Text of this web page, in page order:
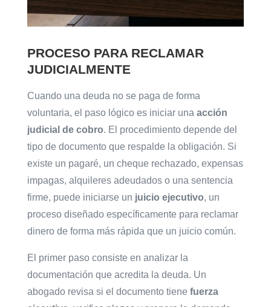
PROCESO PARA RECLAMAR
JUDICIALMENTE
Cuando una deuda no se paga de forma
voluntaria, el paso lógico es iniciar una acción
judicial de cobro. El procedimiento depende del
tipo de documento que respalde la obligación. Si
existe un pagaré, un cheque rechazado, expensas
impagas, alquileres adeudados o una sentencia
firme, puede iniciarse un juicio ejecutivo, un
proceso diseñado específicamente para reclamar
dinero de forma más rápida que un juicio común.
El primer paso consiste en analizar la
documentación que acredita la deuda. Un
abogado revisa si el documento tiene fuerza